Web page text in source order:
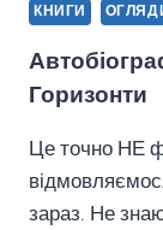
КНИГИ
Горизонти
Це точно НЕ
зараз. Не